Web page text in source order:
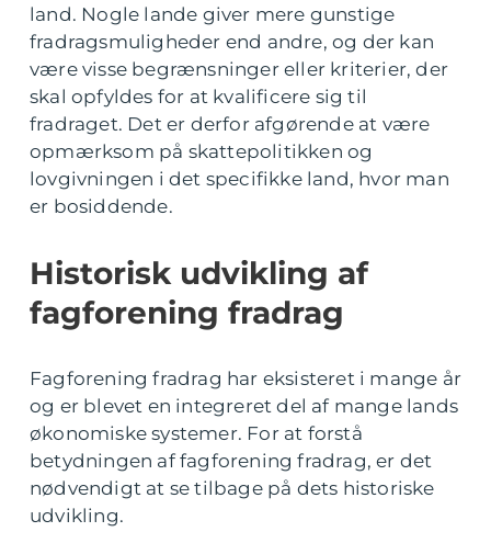
land. Nogle lande giver mere gunstige
fradragsmuligheder end andre, og der kan
være visse begrænsninger eller kriterier, der
skal opfyldes for at kvalificere sig til
fradraget. Det er derfor afgørende at være
opmærksom på skattepolitikken og
lovgivningen i det specifikke land, hvor man
er bosiddende.
Historisk udvikling af
fagforening fradrag
Fagforening fradrag har eksisteret i mange år
og er blevet en integreret del af mange lands
økonomiske systemer. For at forstå
betydningen af fagforening fradrag, er det
nødvendigt at se tilbage på dets historiske
udvikling.